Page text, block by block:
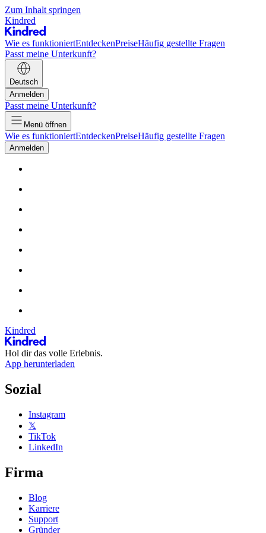
Zum Inhalt springen
Kindred
Wie es funktioniertEntdeckenPreiseHäufig gestellte Fragen
Passt meine Unterkunft?
Deutsch
Anmelden
Passt meine Unterkunft?
Menü öffnen
Wie es funktioniertEntdeckenPreiseHäufig gestellte Fragen
Anmelden
Kindred
Hol dir das volle Erlebnis.
App herunterladen
Sozial
Instagram
𝕏
TikTok
LinkedIn
Firma
Blog
Karriere
Support
Gründer